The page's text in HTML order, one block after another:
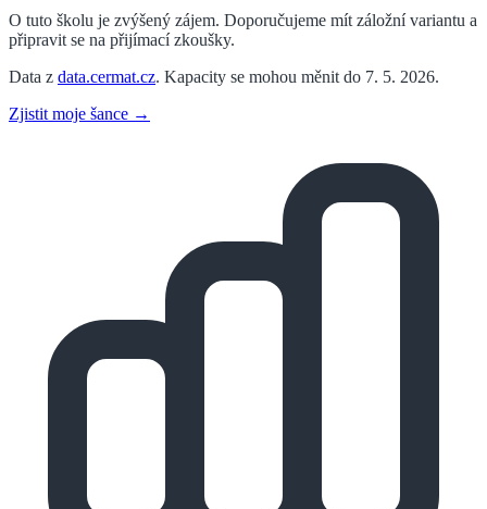
O tuto školu je zvýšený zájem. Doporučujeme mít záložní variantu a
připravit se na přijímací zkoušky.
Data z data.cermat.cz. Kapacity se mohou měnit do 7. 5. 2026.
Zjistit moje šance →